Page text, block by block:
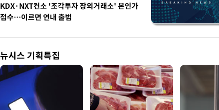
KDX·NXT컨소 '조각투자 장외거래소' 본인가
접수…이르면 연내 출범
뉴시스 기획특집